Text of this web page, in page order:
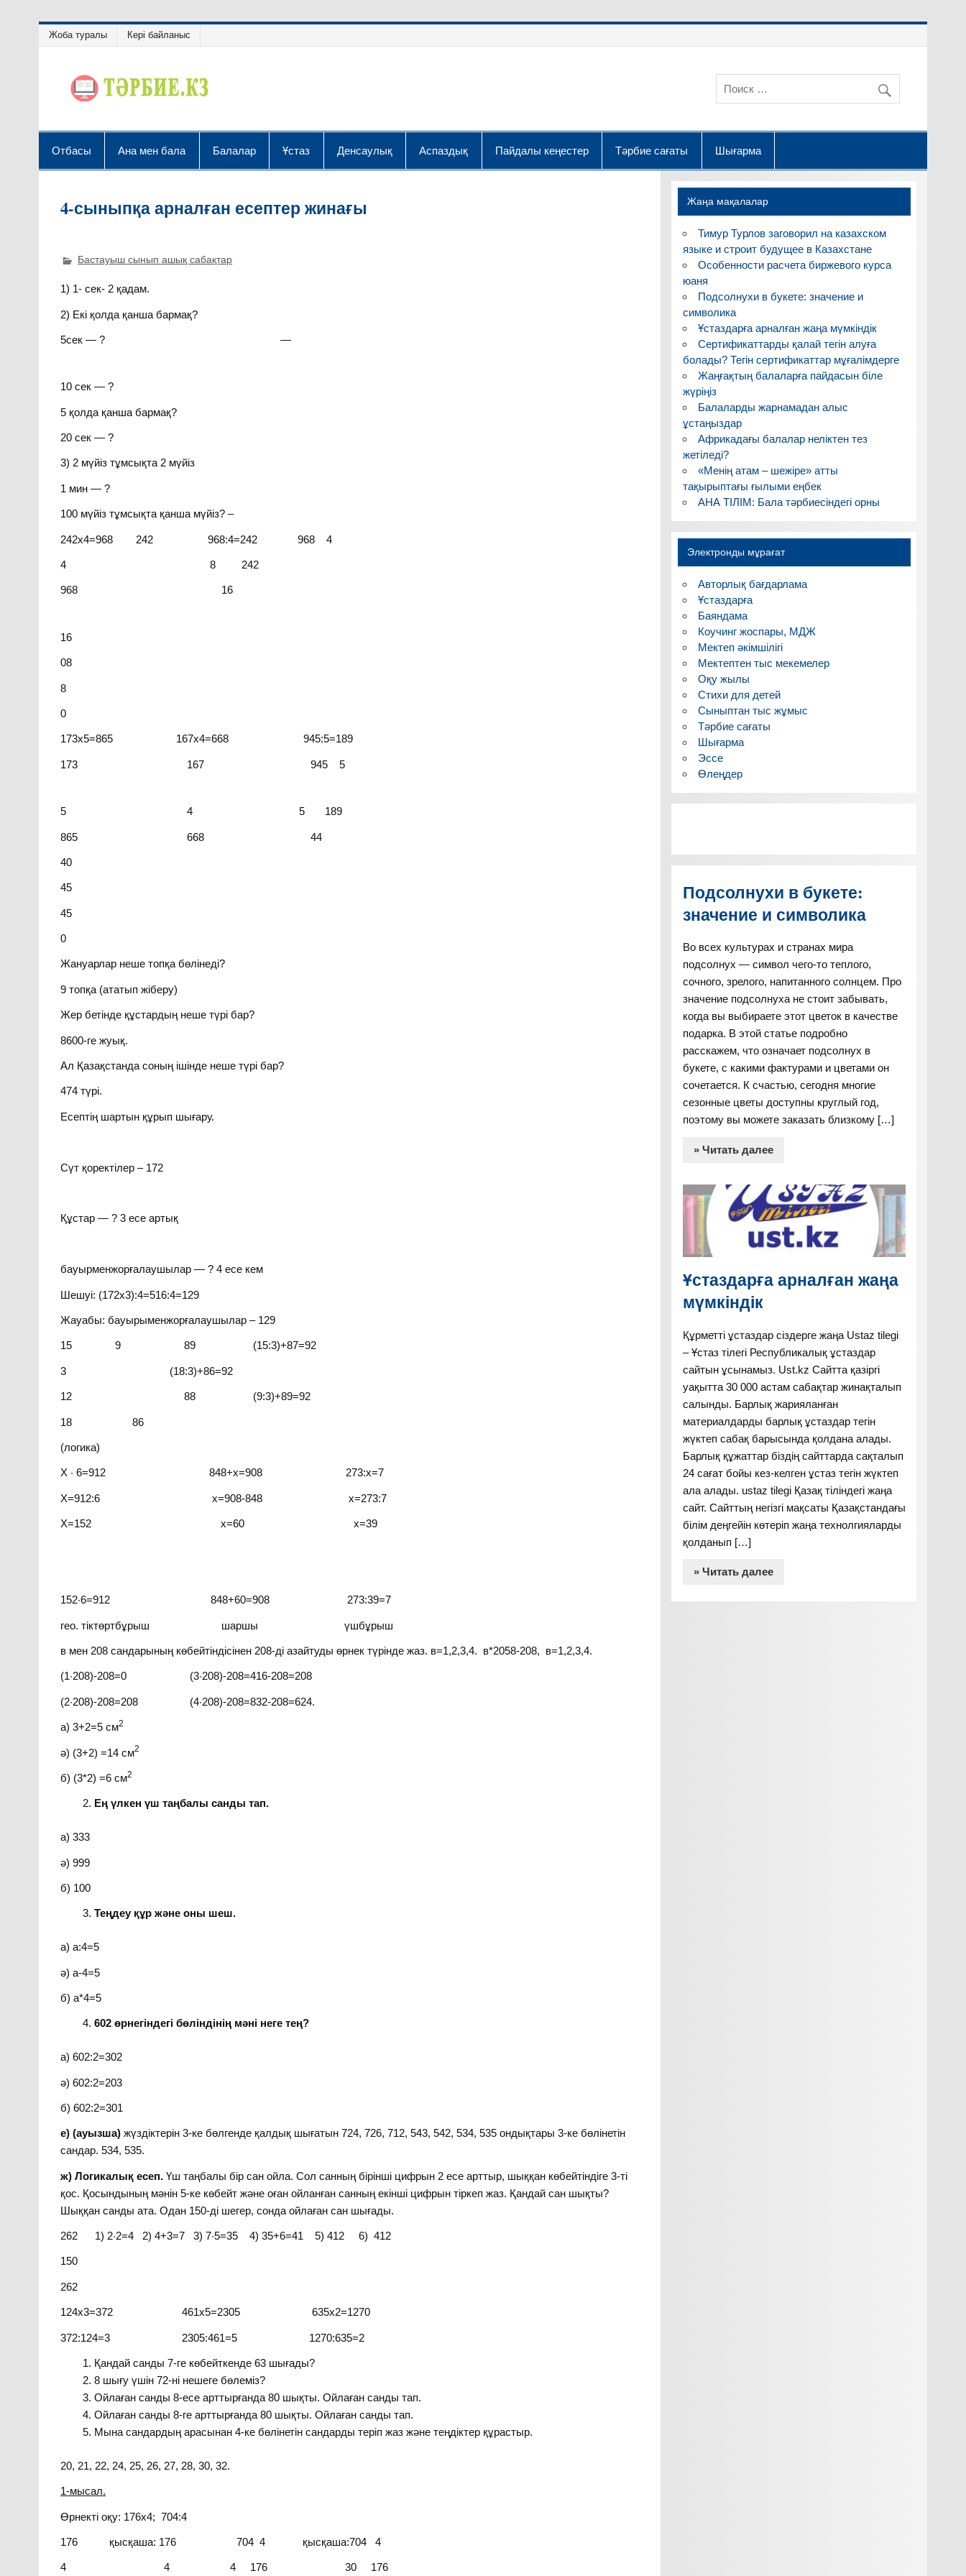
Жоба туралы Кері байланыс
Отбасы Ана мен бала Балалар Ұстаз Денсаулық Аспаздық Пайдалы кеңестер Тәрбие сағаты Шығарма
4-сыныпқа арналған есептер жинағы
Бастауыш сынып ашық сабақтар
1) 1- сек- 2 қадам.
2) Екі қолда қанша бармақ?
5сек — ? —
10 сек — ?
5 қолда қанша бармақ?
20 сек — ?
3) 2 мүйіз тұмсықта 2 мүйіз
1 мин — ?
100 мүйіз тұмсықта қанша мүйіз? –
242х4=968 242 968:4=242 968 4
4 8 242
968 16
16
08
8
0
173х5=865 167х4=668 945:5=189
173 167 945 5
5 4 5 189
865 668 44
40
45
45
0
Жануарлар неше топқа бөлінеді?
9 топқа (ататып жіберу)
Жер бетінде құстардың неше түрі бар?
8600-ге жуық.
Ал Қазақстанда соның ішінде неше түрі бар?
474 түрі.
Есептің шартын құрып шығару.
Сүт қоректілер – 172
Құстар — ? 3 есе артық
бауырменжорғалаушылар — ? 4 есе кем
Шешуі: (172х3):4=516:4=129
Жауабы: бауырыменжорғалаушылар – 129
15 9 89 (15:3)+87=92
3 (18:3)+86=92
12 88 (9:3)+89=92
18 86
(логика)
Х · 6=912 848+х=908 273:х=7
Х=912:6 х=908-848 х=273:7
Х=152 х=60 х=39
152·6=912 848+60=908 273:39=7
гео. тіктөртбұрыш шаршы үшбұрыш
в мен 208 сандарының көбейтіндісінен 208-ді азайтуды өрнек түрінде жаз. в=1,2,3,4. в*2058-208, в=1,2,3,4.
(1·208)-208=0 (3·208)-208=416-208=208
(2·208)-208=208 (4·208)-208=832-208=624.
а) 3+2=5 см2
ә) (3+2) =14 см2
б) (3*2) =6 см2
Ең үлкен үш таңбалы санды тап.
а) 333
ә) 999
б) 100
Теңдеу құр және оны шеш.
а) а:4=5
ә) а-4=5
б) а*4=5
602 өрнегіндегі бөліндінің мәні неге тең?
а) 602:2=302
ә) 602:2=203
б) 602:2=301
е) (ауызша) жүздіктерін 3-ке бөлгенде қалдық шығатын 724, 726, 712, 543, 542, 534, 535 ондықтары 3-ке бөлінетін
сандар. 534, 535.
ж) Логикалық есеп. Үш таңбалы бір сан ойла. Сол санның бірінші цифрын 2 есе арттыр, шыққан көбейтіндіге 3-ті
қос. Қосындының мәнін 5-ке көбейт және оған ойланған санның екінші цифрын тіркеп жаз. Қандай сан шықты?
Шыққан санды ата. Одан 150-ді шегер, сонда ойлаған сан шығады.
262 1) 2·2=4 2) 4+3=7 3) 7·5=35 4) 35+6=41 5) 412 6) 412
150
262
124х3=372 461х5=2305 635х2=1270
372:124=3 2305:461=5 1270:635=2
Қандай санды 7-ге көбейткенде 63 шығады?
8 шығу үшін 72-ні нешеге бөлеміз?
Ойлаған санды 8-есе арттырғанда 80 шықты. Ойлаған санды тап.
Ойлаған санды 8-ге арттырғанда 80 шықты. Ойлаған санды тап.
Мына сандардың арасынан 4-ке бөлінетін сандарды теріп жаз және теңдіктер құрастыр.
20, 21, 22, 24, 25, 26, 27, 28, 30, 32.
1-мысал.
Өрнекті оқу: 176х4; 704:4
176 қысқаша: 176 704 4 қысқаша:704 4
4 4 4 176 30 176
Жаңа мақалалар
Тимур Турлов заговорил на казахском
языке и строит будущее в Казахстане
Особенности расчета биржевого курса
юаня
Подсолнухи в букете: значение и
символика
Ұстаздарға арналған жаңа мүмкіндік
Сертификаттарды қалай тегін алуға
болады? Тегін сертификаттар мұғалімдерге
Жаңғақтың балаларға пайдасын біле
жүріңіз
Балаларды жарнамадан алыс
ұстаңыздар
Африкадағы балалар неліктен тез
жетіледі?
«Менің атам – шежіре» атты
тақырыптағы ғылыми еңбек
АНА ТІЛІМ: Бала тәрбиесіндегі орны
Электронды мұрағат
Авторлық бағдарлама
Ұстаздарға
Баяндама
Коучинг жоспары, МДЖ
Мектеп әкімшілігі
Мектептен тыс мекемелер
Оқу жылы
Стихи для детей
Сыныптан тыс жұмыс
Тәрбие сағаты
Шығарма
Эссе
Өлеңдер
Подсолнухи в букете:
значение и символика
Во всех культурах и странах мира
подсолнух — символ чего-то теплого,
сочного, зрелого, напитанного солнцем. Про
значение подсолнуха не стоит забывать,
когда вы выбираете этот цветок в качестве
подарка. В этой статье подробно
расскажем, что означает подсолнух в
букете, с какими фактурами и цветами он
сочетается. К счастью, сегодня многие
сезонные цветы доступны круглый год,
поэтому вы можете заказать близкому […]
» Читать далее
Ұстаздарға арналған жаңа
мүмкіндік
Құрметті ұстаздар сіздерге жаңа Ustaz tilegi
– Ұстаз тілегі Республикалық ұстаздар
сайтын ұсынамыз. Ust.kz Сайтта қазіргі
уақытта 30 000 астам сабақтар жинақталып
салынды. Барлық жарияланған
материалдарды барлық ұстаздар тегін
жүктеп сабақ барысында қолдана алады.
Барлық құжаттар біздің сайттарда сақталып
24 сағат бойы кез-келген ұстаз тегін жүктеп
ала алады. ustaz tilegi Қазақ тіліндегі жаңа
сайт. Сайттың негізгі мақсаты Қазақстандағы
білім деңгейін көтеріп жаңа технолгияларды
қолданып […]
» Читать далее